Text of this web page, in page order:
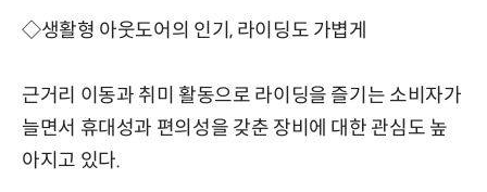
◇생활형 아웃도어의 인기, 라이딩도 가볍게
근거리 이동과 취미 활동으로 라이딩을 즐기는 소비자가
늘면서 휴대성과 편의성을 갖춘 장비에 대한 관심도 높
아지고 있다.